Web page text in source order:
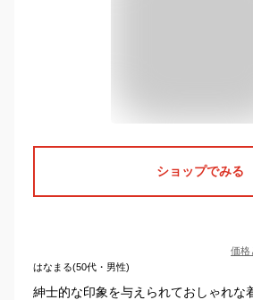
ショップでみる
価格
はなまる(50代・男性)
紳士的な印象を与えられておしゃれな